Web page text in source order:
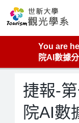
content
世新大學觀光學系
You are
院AI數據
捷報-
院AI數